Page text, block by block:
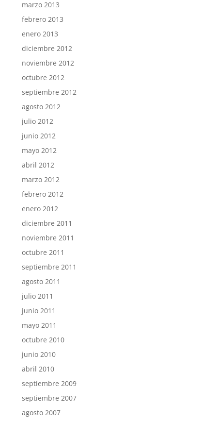
marzo 2013
febrero 2013
enero 2013
diciembre 2012
noviembre 2012
octubre 2012
septiembre 2012
agosto 2012
julio 2012
junio 2012
mayo 2012
abril 2012
marzo 2012
febrero 2012
enero 2012
diciembre 2011
noviembre 2011
octubre 2011
septiembre 2011
agosto 2011
julio 2011
junio 2011
mayo 2011
octubre 2010
junio 2010
abril 2010
septiembre 2009
septiembre 2007
agosto 2007